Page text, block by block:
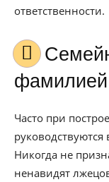
ответственности.
Семейная жизнь с
Часто при
Никогда не
ненавидят